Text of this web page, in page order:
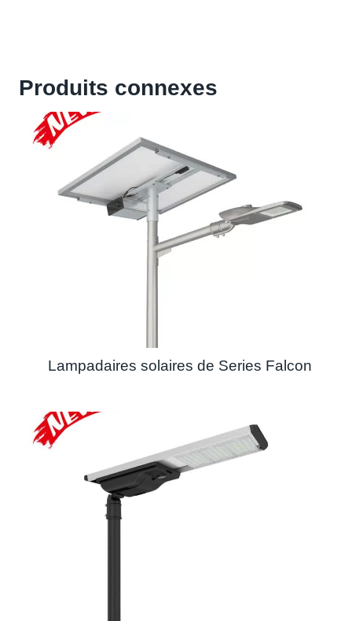
Produits connexes
Lampadaires solaires de Series Falcon